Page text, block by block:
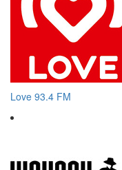
Love 93.4 FM